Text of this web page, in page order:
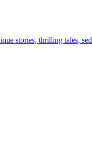
stories, thrilling tales,